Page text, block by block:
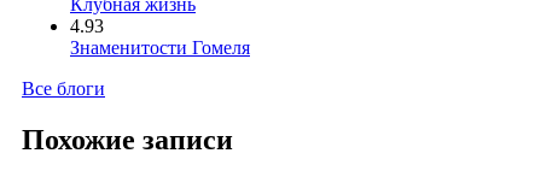
4.93
Знаменитости Гомеля
Все блоги
Похожие записи